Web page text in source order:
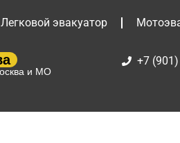
Легковой эвакуатор
и МО
+7